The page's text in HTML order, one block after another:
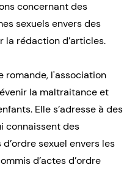
concernant des
sexuels envers des
rédaction d’articles.
romande, l'association
la maltraitance et
Elle s’adresse à des
connaissent des
sexuel envers les
d’actes d’ordre